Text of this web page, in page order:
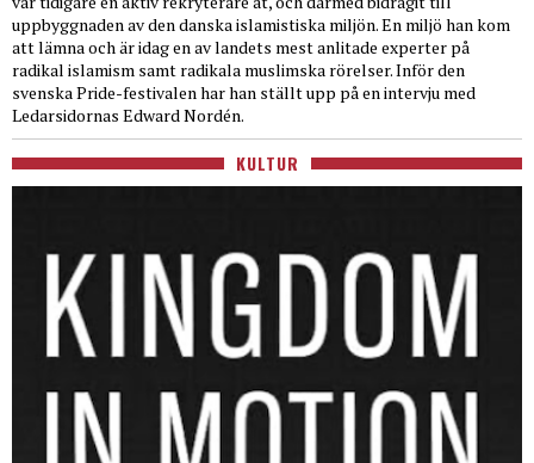
uppbyggnaden av den danska islamistiska miljön. En miljö han kom
att lämna och är idag en av landets mest anlitade experter på
radikal islamism samt radikala muslimska rörelser. Inför den
svenska Pride-festivalen har han ställt upp på en intervju med
Ledarsidornas Edward Nordén.
KULTUR